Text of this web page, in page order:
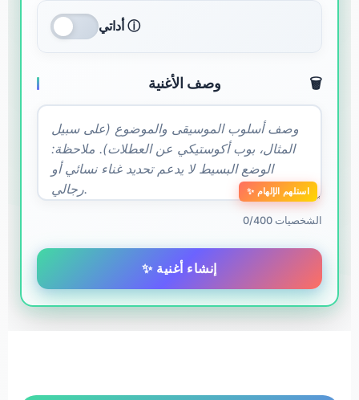
أداتي ⓘ
وصف الأغنية 🗑️
✨ استلهم الإلهام
0/400 الشخصيات
✨ إنشاء أغنية